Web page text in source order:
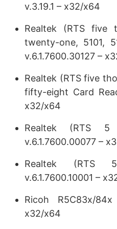
v.3.19.1 – x32/x64
Realtek (RTS five
twenty-one, 5101,
v.6.1.7600.30127 –
Realtek (RTS five
fifty-eight Card
x32/x64
Realtek (RTS 5
v.6.1.7600.00077 –
Realtek (RTS
v.6.1.7600.10001 –
Ricoh R5C83x/
x32/x64